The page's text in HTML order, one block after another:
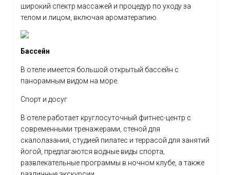
широкий спектр массажей и процедур по уходу за
телом и лицом, включая ароматерапию.
Бассейн
В отеле имеется большой открытый бассейн с
панорамным видом на море.
Спорт и досуг
В отеле работает круглосуточный фитнес-центр с
современными тренажерами, стеной для
скалолазания, студией пилатес и террасой для занятий
йогой, предлагаются водные виды спорта,
развлекательные программы в ночном клубе, а также